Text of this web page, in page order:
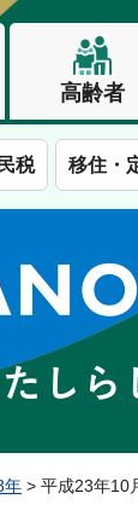
高齢者
税 移住・
、わたしら
年 > 平成23年10